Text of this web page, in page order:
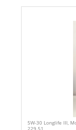
5W-30 Longlife III,